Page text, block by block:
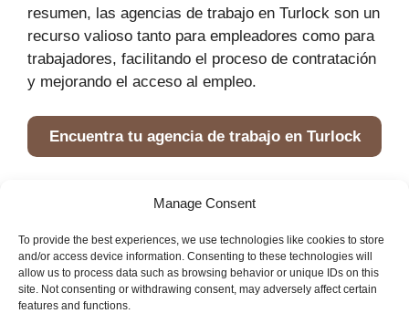
Manage Consent
To provide the best experiences, we use technologies like cookies to store
and/or access device information. Consenting to these technologies will
allow us to process data such as browsing behavior or unique IDs on this
site. Not consenting or withdrawing consent, may adversely affect certain
features and functions.
resumen, las agencias de trabajo en Turlock son un
recurso valioso tanto para empleadores como para
trabajadores, facilitando el proceso de contratación
y mejorando el acceso al empleo.
Encuentra tu agencia de trabajo en Turlock
Servicios en Turlock »Agencias de